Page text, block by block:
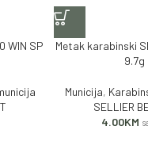
WIN SP
Metak karabinski
9.7g
Municija,
SELLIER
4.00KM